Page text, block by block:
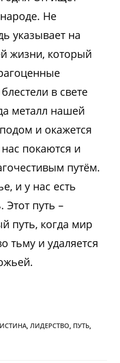
Не
указывает на
жизни, который
в свете
металл нашей
и окажется
покаются и
путём.
и у нас есть
Этот путь –
путь, когда мир
тьму и удаляется
ИСТИНА ЛИДЕРСТВО ПУТЬ